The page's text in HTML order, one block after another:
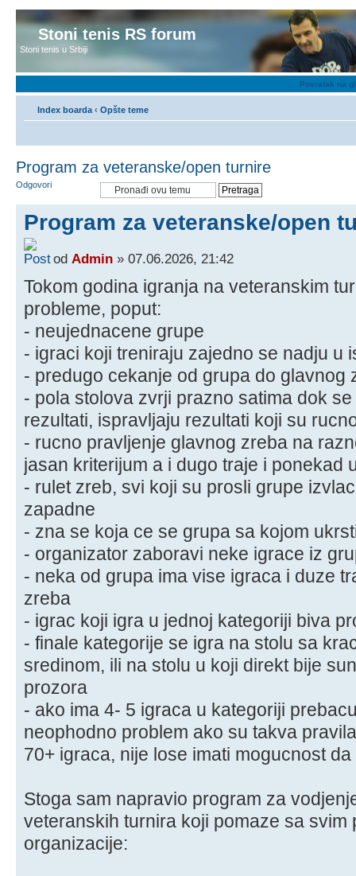
Stoni tenis RS forum
Stoni tenis u Srbiji
Povratak na
Index boarda ‹ Opšte teme
Program za veteranske/open turnire
Odgovori
Program za veteranske/open
od Admin » 07.06.2026, 21:42
Tokom godina igranja na veteranskim
probleme, poput:
- neujednacene grupe
- igraci koji treniraju zajedno se nadju u
- predugo cekanje od grupa do glavnog
- pola stolova zvrji prazno satima dok
rezultati, ispravljaju rezultati koji su
- rucno pravljenje glavnog zreba na
jasan kriterijum a i dugo traje i ponekad
- rulet zreb, svi koji su prosli grupe
zapadne
- zna se koja ce se grupa sa kojom
- organizator zaboravi neke igrace iz
- neka od grupa ima vise igraca i duze
zreba
- igrac koji igra u jednoj kategoriji biva
- finale kategorije se igra na stolu sa
sredinom, ili na stolu u koji direkt bije
prozora
- ako ima 4- 5 igraca u kategoriji
neophodno problem ako su takva
70+ igraca, nije lose imati mogucnost
Stoga sam napravio program za
veteranskih turnira koji pomaze sa svim
organizacije: